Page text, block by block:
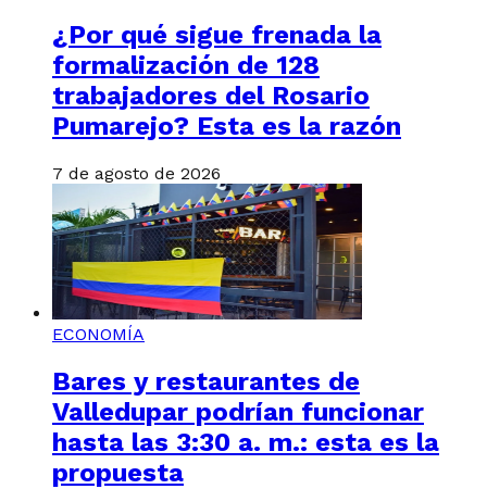
¿Por qué sigue frenada la
formalización de 128
trabajadores del Rosario
Pumarejo? Esta es la razón
7 de agosto de 2026
ECONOMÍA
Bares y restaurantes de
Valledupar podrían funcionar
hasta las 3:30 a. m.: esta es la
propuesta